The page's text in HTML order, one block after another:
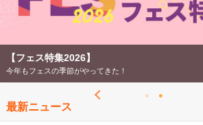
【フェス特集2026】
今年もフェスの季節がやってきた！
最新ニュース